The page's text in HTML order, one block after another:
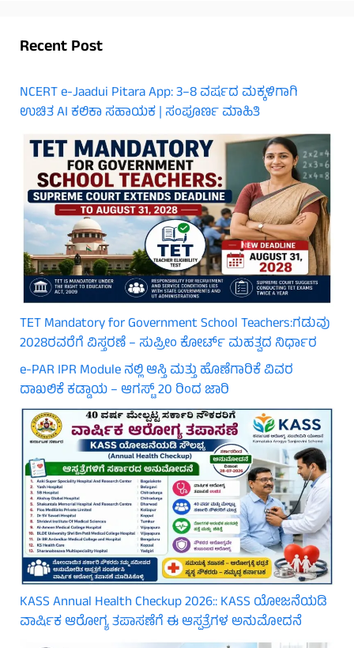
Recent Post
NCERT e-Jaadui Pitara App: 3–8 ವರ್ಷದ ಮಕ್ಕಳಿಗಾಗಿ
ಉಚಿತ AI ಕಲಿಕಾ ಸಹಾಯಕ | ಸಂಪೂರ್ಣ ಮಾಹಿತಿ
TET Mandatory for Government School Teachers:ಗಡುವು
2028ರವರೆಗೆ ವಿಸ್ತರಣೆ – ಸುಪ್ರೀಂ ಕೋರ್ಟ್ ಮಹತ್ವದ ನಿರ್ಧಾರ
e-PAR IPR Module ನಲ್ಲಿ ಆಸ್ತಿ ಮತ್ತು ಹೊಣೆಗಾರಿಕೆ ವಿವರ
ದಾಖಲಿಕೆ ಕಡ್ಡಾಯ – ಆಗಸ್ಟ್ 20 ರಿಂದ ಜಾರಿ
KASS Annual Health Checkup 2026:: KASS ಯೋಜನೆಯಡಿ
ವಾರ್ಷಿಕ ಆರೋಗ್ಯ ತಪಾಸಣೆಗೆ ಈ ಆಸ್ಪತ್ರೆಗಳ ಅನುಮೋದನೆ